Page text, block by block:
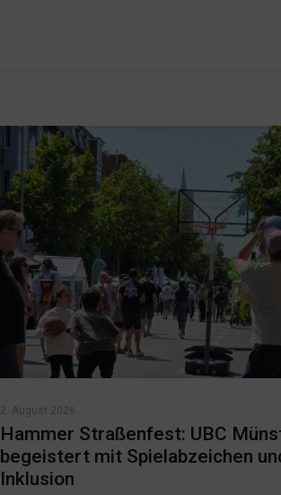
2. August 2026
Hammer Straßenfest: UBC
begeistert mit Spielabzeichen
Inklusion